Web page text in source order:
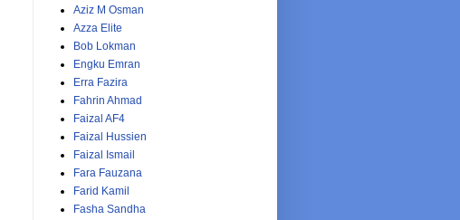
Aziz M Osman
Azza Elite
Bob Lokman
Engku Emran
Erra Fazira
Fahrin Ahmad
Faizal AF4
Faizal Hussien
Faizal Ismail
Fara Fauzana
Farid Kamil
Fasha Sandha